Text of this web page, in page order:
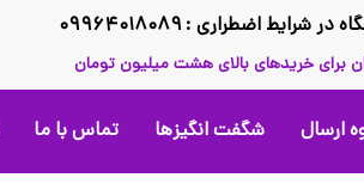
اضطراری : ۰۹۹۶۴۰۱۸۰۸۹
برای خریدهای بالای هشت میلیون تومان
ارسال شگفت انگیزها تماس با ما